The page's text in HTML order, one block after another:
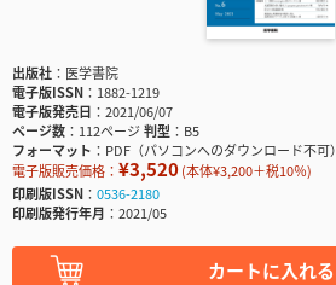
出版社
医学書院
電子版ISSN
1882-1219
電子版発売日
2021/06/07
ページ数
112ページ判型
B5
フォーマット
PDF（パソコンへのダウンロード不可）
電子版販売価格： ¥3,520(本体¥3,200＋税10％)
印刷版ISSN
0536-2180
印刷版発行年月
2021/05
カートに入れる